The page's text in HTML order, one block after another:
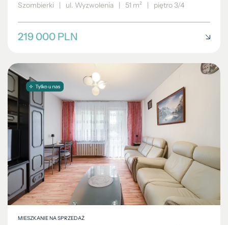
Szombierki | ul. Wyzwolenia | 51 m² | piętro 3/4
219 000 PLN
MIESZKANIE NA SPRZEDAŻ